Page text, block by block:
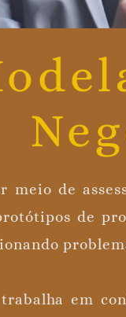
meio de
de
trabalha em